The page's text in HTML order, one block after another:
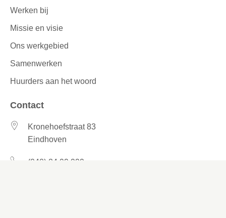
Werken bij
Missie en visie
Ons werkgebied
Samenwerken
Huurders aan het woord
Contact
Kronehoefstraat 83
Eindhoven
(040) 24 99 999